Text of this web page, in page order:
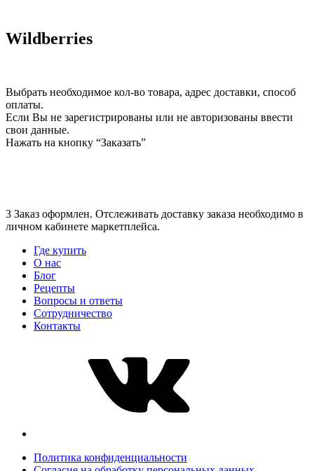
Wildberries
Выбрать необходимое кол-во товара, адрес доставки, способ
оплаты.
Если Вы не зарегистрированы или не авторизованы ввести
свои данные.
Нажать на кнопку “Заказать”
3 Заказ оформлен. Отслеживать доставку заказа необходимо в
личном кабинете маркетплейса.
Где купить
О нас
Блог
Рецепты
Вопросы и ответы
Сотрудничество
Контакты
Политика конфиденциальности